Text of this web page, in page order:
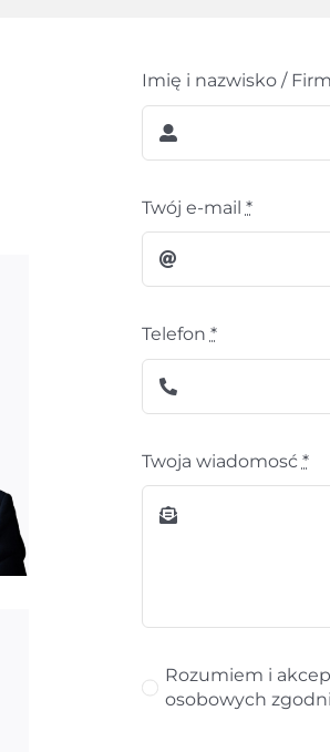
Imię i nazwisko /
Twój e-mail *
Telefon *
Twoja wiadomosć *
Rozumiem i
osobowych